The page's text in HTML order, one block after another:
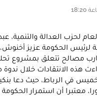
لحزب العدالة والتنمية،
لرئيس الحكومة عزيز
مصالح تتعلق بمشروع
جاءت هذه الانتقادات خلال
في الرباط، حيث دعا
معتبرا أن استمرار الحكومة